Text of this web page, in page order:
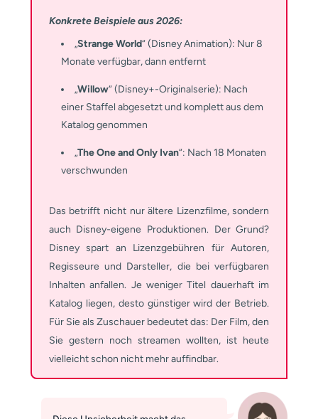
Konkrete Beispiele aus 2026:
„Strange World“ (Disney Animation): Nur 8
Monate verfügbar, dann entfernt
„Willow“ (Disney+-Originalserie): Nach
einer Staffel abgesetzt und komplett aus dem
Katalog genommen
„The One and Only Ivan“: Nach 18 Monaten
verschwunden
Das betrifft nicht nur ältere Lizenzfilme, sondern
auch Disney-eigene Produktionen. Der Grund?
Disney spart an Lizenzgebühren für Autoren,
Regisseure und Darsteller, die bei verfügbaren
Inhalten anfallen. Je weniger Titel dauerhaft im
Katalog liegen, desto günstiger wird der Betrieb.
Für Sie als Zuschauer bedeutet das: Der Film, den
Sie gestern noch streamen wollten, ist heute
vielleicht schon nicht mehr auffindbar.